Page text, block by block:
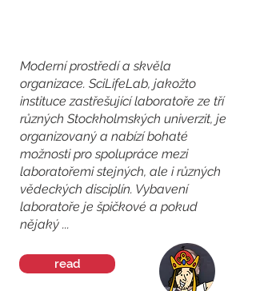
Moderní prostředí a skvěla
organizace. SciLifeLab, jakožto
instituce zastřešující laboratoře ze tří
různých Stockholmských univerzit, je
organizovaný a nabízí bohaté
možnosti pro spolupráce mezi
laboratořemi stejných, ale i různých
vědeckých disciplín. Vybavení
laboratoře je špičkové a pokud
nějaký ...
read